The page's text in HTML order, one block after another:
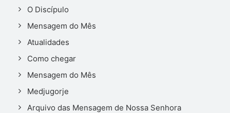
O Discípulo
Mensagem do Mês
Atualidades
Como chegar
Mensagem do Mês
Medjugorje
Arquivo das Mensagem de Nossa Senhora